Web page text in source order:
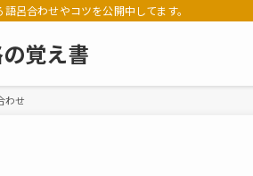
呂合わせやコツを公開中してます。
覚え書
わせ